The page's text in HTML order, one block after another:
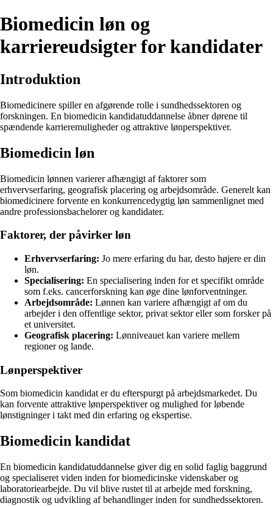
Biomedicin løn og
karriereudsigter for kandidater
Introduktion
Biomedicinere spiller en afgørende rolle i sundhedssektoren og
forskningen. En biomedicin kandidatuddannelse åbner dørene til
spændende karrieremuligheder og attraktive lønperspektiver.
Biomedicin løn
Biomedicin lønnen varierer afhængigt af faktorer som
erhvervserfaring, geografisk placering og arbejdsområde. Generelt kan
biomedicinere forvente en konkurrencedygtig løn sammenlignet med
andre professionsbachelorer og kandidater.
Faktorer, der påvirker løn
Erhvervserfaring: Jo mere erfaring du har, desto højere er din
løn.
Specialisering: En specialisering inden for et specifikt område
som f.eks. cancerforskning kan øge dine lønforventninger.
Arbejdsområde: Lønnen kan variere afhængigt af om du
arbejder i den offentlige sektor, privat sektor eller som forsker på
et universitet.
Geografisk placering: Lønniveauet kan variere mellem
regioner og lande.
Lønperspektiver
Som biomedicin kandidat er du efterspurgt på arbejdsmarkedet. Du
kan forvente attraktive lønperspektiver og mulighed for løbende
lønstigninger i takt med din erfaring og ekspertise.
Biomedicin kandidat
En biomedicin kandidatuddannelse giver dig en solid faglig baggrund
og specialiseret viden inden for biomedicinske videnskaber og
laboratoriearbejde. Du vil blive rustet til at arbejde med forskning,
diagnostik og udvikling af behandlinger inden for sundhedssektoren.